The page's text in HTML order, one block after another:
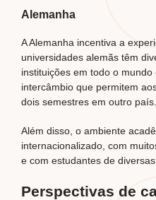
Alemanha
A Alemanha incentiva a
universidades alemãs têm
instituições em todo o
intercâmbio que permitem
dois semestres em outro país.
Além disso, o ambiente
internacionalizado, com
e com estudantes de
Perspectivas de